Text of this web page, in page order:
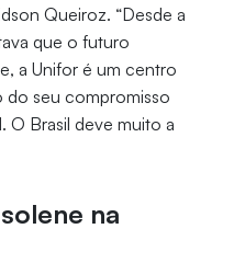
Queiroz. “Desde a
que o futuro
a Unifor é um centro
do seu compromisso
O Brasil deve muito a
na